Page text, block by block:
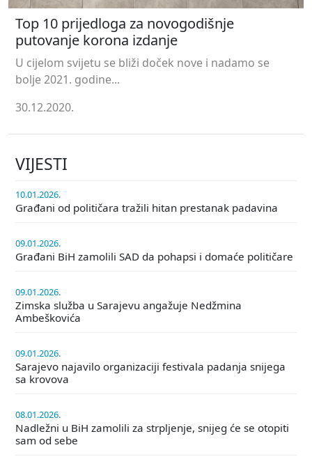
Top 10 prijedloga za novogodišnje
putovanje korona izdanje
U cijelom svijetu se bliži doček nove i nadamo se
bolje 2021. godine...
30.12.2020.
VIJESTI
10.01.2026.
Građani od političara tražili hitan prestanak padavina
09.01.2026.
Građani BiH zamolili SAD da pohapsi i domaće političare
09.01.2026.
Zimska služba u Sarajevu angažuje Nedžmina
Ambeškovića
09.01.2026.
Sarajevo najavilo organizaciji festivala padanja snijega
sa krovova
08.01.2026.
Nadležni u BiH zamolili za strpljenje, snijeg će se otopiti
sam od sebe